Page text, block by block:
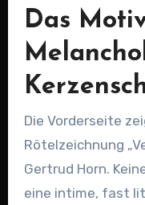
Das
Die Vorderseite
Rötelzeichnung
Gertrud Horn.
eine intime, fast